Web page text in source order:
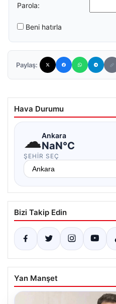
Parola:
Beni hatırla
Paylaş:
Hava Durumu
☁Ankara
NaN°C
ŞEHIR SEÇ
Bizi Takip Edin
Yan Manşet